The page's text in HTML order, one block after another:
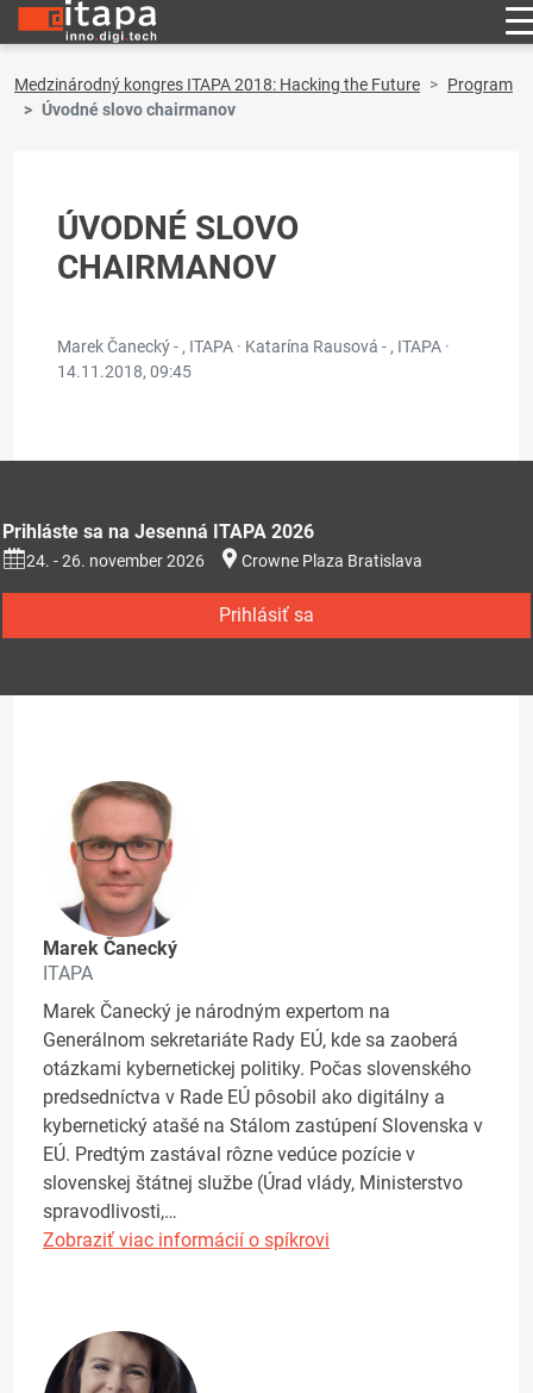
Medzinárodný kongres ITAPA 2018: Hacking the Future
Program
Úvodné slovo chairmanov
ÚVODNÉ SLOVO
CHAIRMANOV
Marek Čanecký - , ITAPA · Katarína Rausová - , ITAPA ·
14.11.2018, 09:45
Prihláste sa na Jesenná ITAPA 2026
24. - 26. november 2026 Crowne Plaza Bratislava
Prihlásiť sa
Marek Čanecký
ITAPA
Marek Čanecký je národným expertom na
Generálnom sekretariáte Rady EÚ, kde sa zaoberá
otázkami kybernetickej politiky. Počas slovenského
predsedníctva v Rade EÚ pôsobil ako digitálny a
kybernetický atašé na Stálom zastúpení Slovenska v
EÚ. Predtým zastával rôzne vedúce pozície v
slovenskej štátnej službe (Úrad vlády, Ministerstvo
spravodlivosti,…
Zobraziť viac informácií o spíkrovi